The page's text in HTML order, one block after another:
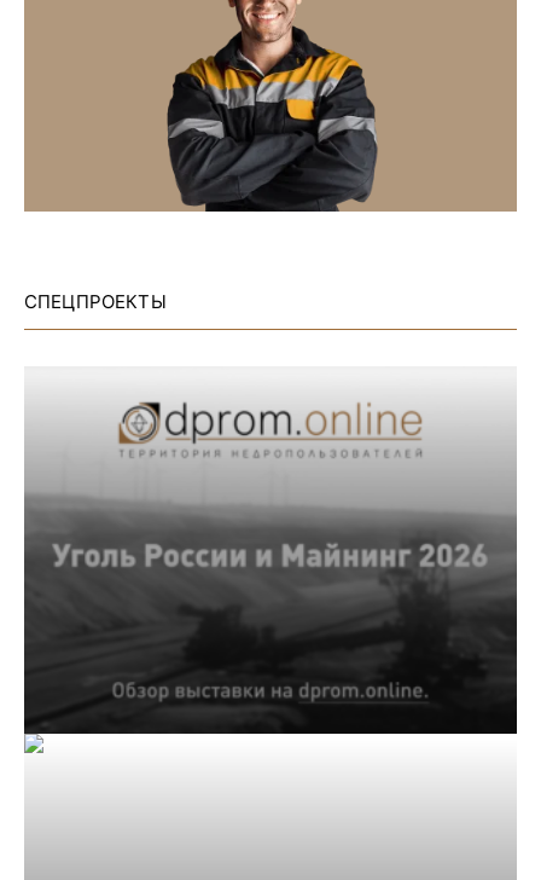
СПЕЦПРОЕКТЫ